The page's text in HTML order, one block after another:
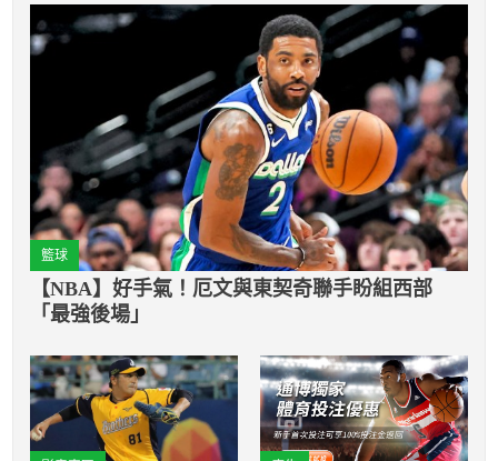
籃球
【NBA】好手氣！厄文與東契奇聯手盼組西部
「最強後場」